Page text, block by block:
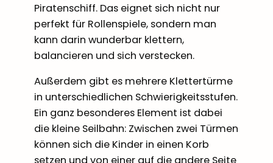
Piratenschiff. Das eignet sich nicht nur
perfekt für Rollenspiele, sondern man
kann darin wunderbar klettern,
balancieren und sich verstecken.
Außerdem gibt es mehrere Klettertürme
in unterschiedlichen Schwierigkeitsstufen.
Ein ganz besonderes Element ist dabei
die kleine Seilbahn: Zwischen zwei Türmen
können sich die Kinder in einen Korb